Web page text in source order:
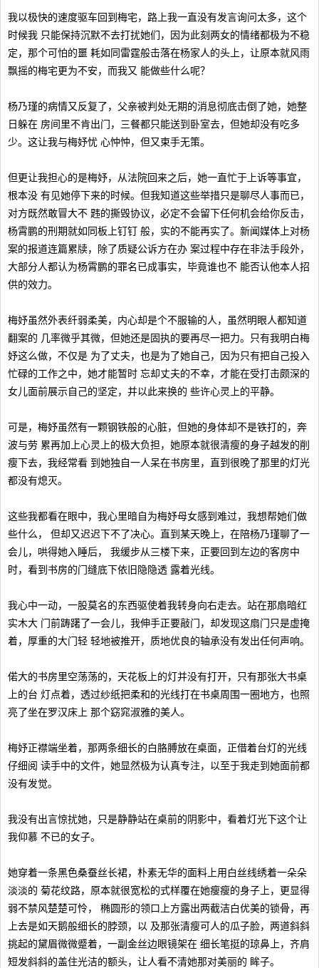
我以极快的速度驱车回到梅宅，路上我一直没有发言询问太多，这个
时候我 只能保持沉默不去打扰她们，因为此刻两女的情绪都极为不稳
定，那个可怕的噩 耗如同雷霆般击落在杨家人的头上，让原本就风雨
飘摇的梅宅更为不安，而我又 能做些什么呢？
杨乃瑾的病情又反复了，父亲被判处无期的消息彻底击倒了她，她整
日躲在 房间里不肯出门，三餐都只能送到卧室去，但她却没有吃多
少。这让我与梅妤忧 心忡忡，但又束手无策。
但更让我担心的是梅妤，从法院回来之后，她一直忙于上诉等事宜，
根本没 有见她停下来的时候。但我知道这些举措只是聊尽人事而已，
对方既然敢冒大不 韪的撕毁协议，必定不会留下任何机会给你反击，
杨霄鹏的刑期就如同板上钉钉 般，实的不能再实了。新闻媒体上对杨
案的报道连篇累牍，除了质疑公诉方在办 案过程中存在非法手段外，
大部分人都认为杨霄鹏的罪名已成事实，毕竟谁也不 能否认他本人招
供的效力。
梅妤虽然外表纤弱柔美，内心却是个不服输的人，虽然明眼人都知道
翻案的 几率微乎其微，但她还是固执的要再尽一把力。只有我明白梅
妤这么做，不仅是 为了丈夫，也是为了她自己，因为只有把自己投入
忙碌的工作之中，她才能暂时 忘却丈夫的不幸，才能在受打击颇深的
女儿面前展示自己的坚定，并以此来换的 些许心灵上的平静。
可是，梅妤虽然有一颗钢铁般的心脏，但她的身体却不是铁打的，奔
波与劳 累再加上心灵上的极大负担，她原本就很清瘦的身子越发的削
瘦下去，我经常看 到她独自一人呆在书房里，直到很晚了那里的灯光
都没有熄灭。
这些我都看在眼中，我心里暗自为梅妤母女感到难过，我想帮她们做
些什么， 但却又迟迟下不了决心。直到某天晚上，在陪杨乃瑾聊了一
会儿，哄得她入睡后， 我缓步从三楼下来，正要回到左边的客房中
时，看到书房的门缝底下依旧隐隐透 露着光线。
我心中一动，一股莫名的东西驱使着我转身向右走去。站在那扇暗红
实木大 门前踌躇了一会儿，我伸手正要敲门，却发现这扇门只是虚掩
着，厚重的大门轻 轻地被推开，质地优良的轴承没有发出任何声响。
偌大的书房里空荡荡的，天花板上的灯并没有打开，只有那张大书桌
上的台 灯点着，透过纱纸把柔和的光线打在书桌周围一圈地方，也照
亮了坐在罗汉床上 那个窈窕淑雅的美人。
梅妤正襟端坐着，那两条细长的白胳膊放在桌面，正借着台灯的光线
仔细阅 读手中的文件，她显然极为认真专注，以至于我走到她面前都
没有发觉。
我没有出言惊扰她，只是静静站在桌前的阴影中，看着灯光下这个让
我仰慕 不已的女子。
她穿着一条黑色桑蚕丝长裙，朴素无华的面料上用白丝线绣着一朵朵
淡淡的 菊花纹路，原本就很宽松的式样覆在她瘦瘦的身子上，更显得
弱不禁风楚楚可怜， 椭圆形的领口上方露出两截洁白优美的锁骨，再
上去是如天鹅般细长的脖颈，以 及那张清瘦可人的瓜子脸，两道斜斜
挑起的黛眉微微蹙着，一副金丝边眼镜架在 细长笔挺的琼鼻上，齐肩
短发斜斜的盖住光洁的额头，让人看不清她那对美丽的 眸子。